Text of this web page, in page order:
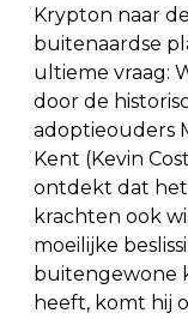
Krypton naar
buitenaardse
ultieme vraag:
door de
adoptieouders
Kent (Kevin
ontdekt dat
krachten ook
moeilijke
buitengewone
heeft, komt hij